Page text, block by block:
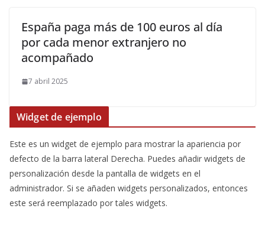
España paga más de 100 euros al día
por cada menor extranjero no
acompañado
7 abril 2025
Widget de ejemplo
Este es un widget de ejemplo para mostrar la apariencia por
defecto de la barra lateral Derecha. Puedes añadir widgets de
personalización desde la pantalla de widgets en el
administrador. Si se añaden widgets personalizados, entonces
este será reemplazado por tales widgets.